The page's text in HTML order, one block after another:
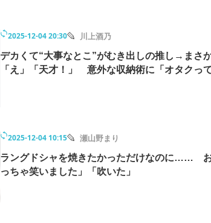
2025-12-04 20:30 川上酒乃
デカくて“大事なとこ”がむき出しの推し→ま
「え」「天才！」 意外な収納術に「オタクって
2025-12-04 10:15 瀬山野まり
ラングドシャを焼きたかっただけなのに……
っちゃ笑いました」「吹いた」